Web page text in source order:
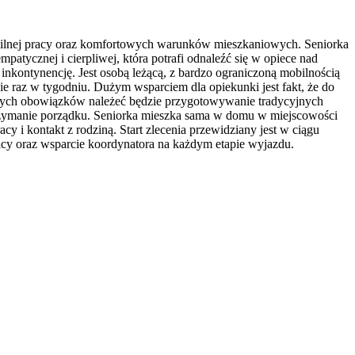
pracy oraz komfortowych warunków mieszkaniowych. Seniorka
i cierpliwej, która potrafi odnaleźć się w opiece nad
Jest osobą leżącą, z bardzo ograniczoną mobilnością
raz w tygodniu. Dużym wsparciem dla opiekunki jest fakt, że do
obowiązków należeć będzie przygotowywanie tradycyjnych
porządku. Seniorka mieszka sama w domu w miejscowości
i kontakt z rodziną. Start zlecenia przewidziany jest w ciągu
oraz wsparcie koordynatora na każdym etapie wyjazdu.